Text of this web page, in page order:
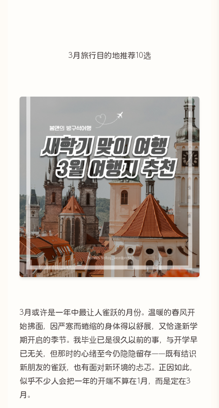
3月旅行目的地推荐10选
3月或许是一年中最让人雀跃的月份。温暖的春风开
始拂面，因严寒而蜷缩的身体得以舒展，又恰逢新学
期开启的季节。我毕业已是很久以前的事，与开学早
已无关，但那时的心绪至今仍隐隐留存——既有结识
新朋友的雀跃，也有面对新环境的忐忑。正因如此，
似乎不少人会把一年的开端不算在1月，而是定在3
月。